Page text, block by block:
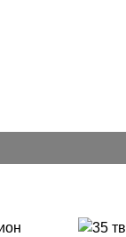
появятся
5.08.2026 09:57